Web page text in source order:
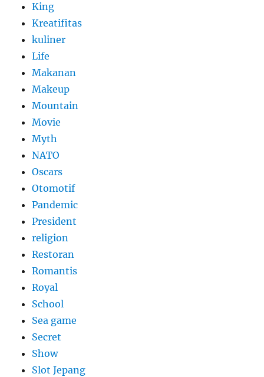
King
Kreatifitas
kuliner
Life
Makanan
Makeup
Mountain
Movie
Myth
NATO
Oscars
Otomotif
Pandemic
President
religion
Restoran
Romantis
Royal
School
Sea game
Secret
Show
Slot Jepang